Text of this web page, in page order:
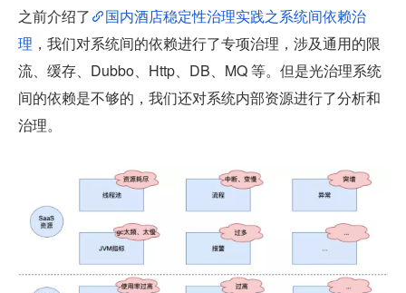
之前介绍了
国内酒店稳定性治理实践之系统间依赖治
理 ，我们对系统间的依赖进行了专项治理，涉及通用的限
流、缓存、Dubbo、Http、DB、MQ 等。但是光治理系统
间的依赖是不够的，我们还对系统内部资源进行了分析和
治理。